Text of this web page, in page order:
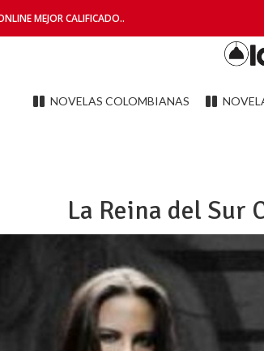
MEJOR CALIFICADO..
NOVELAS COLOMBIANAS
La Reina del Sur